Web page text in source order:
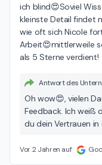
ich blind😍Soviel
kleinste Detail findet
wie oft sich Nicole
Arbeit😍mittlerweile
als 5 Sterne verdient!
Antwort des
Oh wow😍, vielen
Feedback. Ich weiß
du dein Vertrauen
langjährige Expertin
Vor 2 Jahren auf